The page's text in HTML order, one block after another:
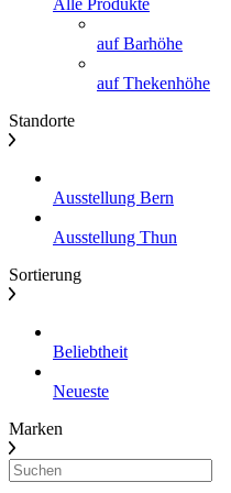
auf Barhöhe
auf Thekenhöhe
Standorte
Ausstellung Bern
Ausstellung Thun
Sortierung
Beliebtheit
Neueste
Marken